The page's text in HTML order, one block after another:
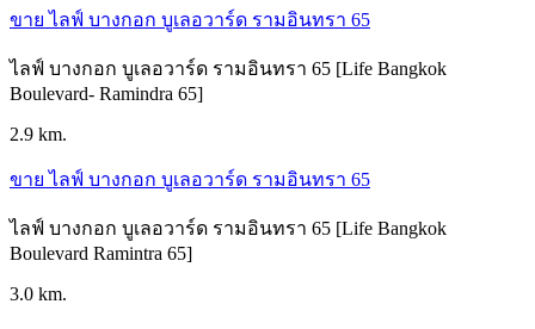
ขาย ไลฟ์ บางกอก บูเลอวาร์ด รามอินทรา 65
ไลฟ์ บางกอก บูเลอวาร์ด รามอินทรา 65 [Life Bangkok
Boulevard- Ramindra 65]
2.9 km.
ขาย ไลฟ์ บางกอก บูเลอวาร์ด รามอินทรา 65
ไลฟ์ บางกอก บูเลอวาร์ด รามอินทรา 65 [Life Bangkok
Boulevard Ramintra 65]
3.0 km.